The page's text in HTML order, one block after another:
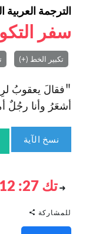
الترجمة
سفر
تكبير الخط (+)
"فقالَ يعقوبُ
أشعَرُ وأنا رجُلٌ
نسخ الآية
تك 27: 12
للمشاركة